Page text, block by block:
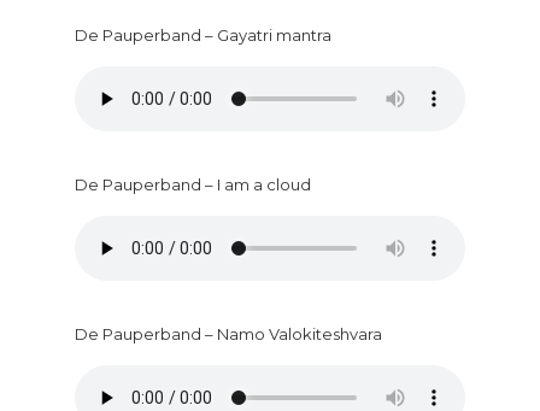
De Pauperband – Gayatri mantra
De Pauperband – I am a cloud
De Pauperband – Namo Valokiteshvara